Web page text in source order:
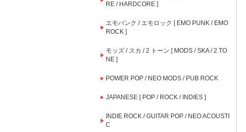
RE / HARDCORE ]
エモパンク / エモロック [ EMO PUNK / EMO
ROCK ]
モッズ / スカ / 2 トーン [ MODS / SKA / 2 TO
NE ]
POWER POP / NEO MODS / PUB ROCK
JAPANESE [ POP / ROCK / INDIES ]
INDIE ROCK / GUITAR POP / NEO ACOUSTI
C